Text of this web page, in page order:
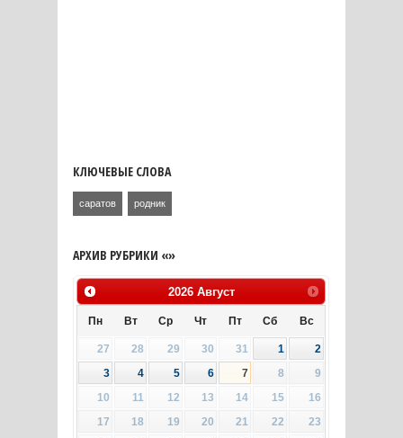
КЛЮЧЕВЫЕ СЛОВА
саратов родник
АРХИВ РУБРИКИ «»
2026 Август
Пн Вт Ср Чт Пт Сб Вс
27 28 29 30 31 1
2
3
4 5 6 7 8
9
10
11 12 13 14 15
16
17
18 19 20 21 22
23